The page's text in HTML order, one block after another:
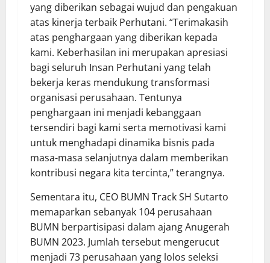
yang diberikan sebagai wujud dan pengakuan
atas kinerja terbaik Perhutani. “Terimakasih
atas penghargaan yang diberikan kepada
kami. Keberhasilan ini merupakan apresiasi
bagi seluruh Insan Perhutani yang telah
bekerja keras mendukung transformasi
organisasi perusahaan. Tentunya
penghargaan ini menjadi kebanggaan
tersendiri bagi kami serta memotivasi kami
untuk menghadapi dinamika bisnis pada
masa-masa selanjutnya dalam memberikan
kontribusi negara kita tercinta,” terangnya.
Sementara itu, CEO BUMN Track SH Sutarto
memaparkan sebanyak 104 perusahaan
BUMN berpartisipasi dalam ajang Anugerah
BUMN 2023. Jumlah tersebut mengerucut
menjadi 73 perusahaan yang lolos seleksi